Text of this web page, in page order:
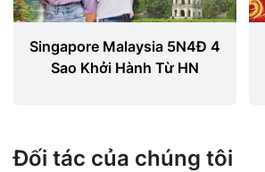
Singapore Malaysia 5N4Đ 4
Sao Khởi Hành Từ HN
Đối tác của chúng tôi